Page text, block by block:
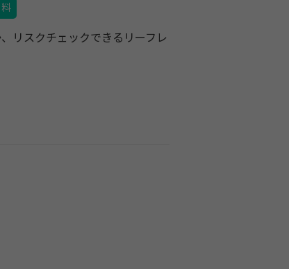
料
リスクチェックできるリーフレ